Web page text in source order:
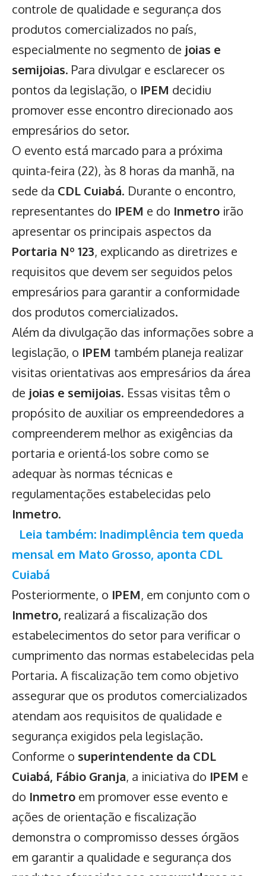
controle de qualidade e segurança dos
produtos comercializados no país,
especialmente no segmento de joias e
semijoias. Para divulgar e esclarecer os
pontos da legislação, o IPEM decidiu
promover esse encontro direcionado aos
empresários do setor.
O evento está marcado para a próxima
quinta-feira (22), às 8 horas da manhã, na
sede da CDL Cuiabá. Durante o encontro,
representantes do IPEM e do Inmetro irão
apresentar os principais aspectos da
Portaria Nº 123, explicando as diretrizes e
requisitos que devem ser seguidos pelos
empresários para garantir a conformidade
dos produtos comercializados.
Além da divulgação das informações sobre a
legislação, o IPEM também planeja realizar
visitas orientativas aos empresários da área
de joias e semijoias. Essas visitas têm o
propósito de auxiliar os empreendedores a
compreenderem melhor as exigências da
portaria e orientá-los sobre como se
adequar às normas técnicas e
regulamentações estabelecidas pelo
Inmetro.
Leia também: Inadimplência tem queda
mensal em Mato Grosso, aponta CDL
Cuiabá
Posteriormente, o IPEM, em conjunto com o
Inmetro, realizará a fiscalização dos
estabelecimentos do setor para verificar o
cumprimento das normas estabelecidas pela
Portaria. A fiscalização tem como objetivo
assegurar que os produtos comercializados
atendam aos requisitos de qualidade e
segurança exigidos pela legislação.
Conforme o superintendente da CDL
Cuiabá, Fábio Granja, a iniciativa do IPEM e
do Inmetro em promover esse evento e
ações de orientação e fiscalização
demonstra o compromisso desses órgãos
em garantir a qualidade e segurança dos